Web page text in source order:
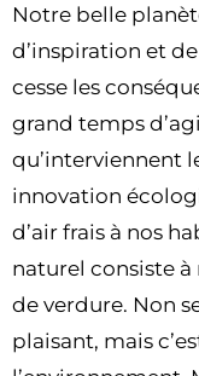
Notre belle
d’inspiration et
cesse les
grand temps
qu’interviennent
innovation
d’air frais à nos
naturel consiste
de verdure. Non
plaisant, mais